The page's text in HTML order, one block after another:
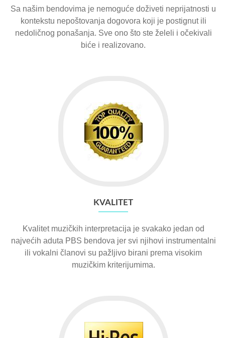
Sa našim bendovima je nemoguće doživeti neprijatnosti u
kontekstu nepoštovanja dogovora koji je postignut ili
nedoličnog ponašanja. Sve ono što ste želeli i očekivali
biće i realizovano.
KVALITET
Kvalitet muzičkih interpretacija je svakako jedan od
najvećih aduta PBS bendova jer svi njihovi instrumentalni
ili vokalni članovi su pažljivo birani prema visokim
muzičkim kriterijumima.